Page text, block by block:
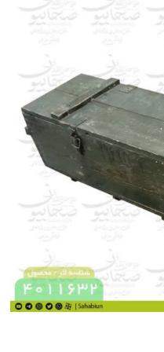
دوام بالایی داشته باشد.
مستحکم و کاربرد خاص آن در
دکورهای یادگاری، پروژه‌های